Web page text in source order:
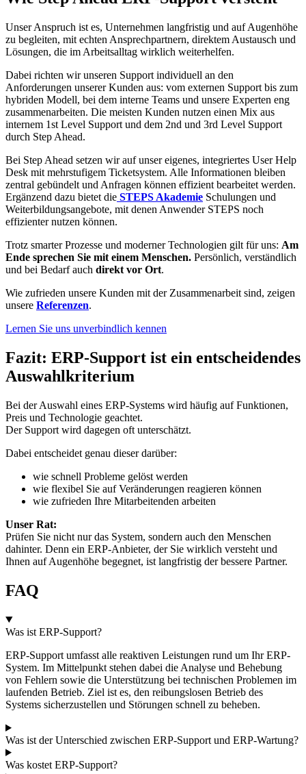
Unser Anspruch ist es, Unternehmen langfristig und auf Augenhöhe
zu begleiten, mit echten Ansprechpartnern, direktem Austausch und
Lösungen, die im Arbeitsalltag wirklich weiterhelfen.
Dabei richten wir unseren Support individuell an den
Anforderungen unserer Kunden aus: vom externen Support bis zum
hybriden Modell, bei dem interne Teams und unsere Experten eng
zusammenarbeiten. Die meisten Kunden nutzen einen Mix aus
internem 1st Level Support und dem 2nd und 3rd Level Support
durch Step Ahead.
Bei Step Ahead setzen wir auf unser eigenes, integriertes User Help
Desk mit mehrstufigem Ticketsystem. Alle Informationen bleiben
zentral gebündelt und Anfragen können effizient bearbeitet werden.
Ergänzend dazu bietet die STEPS Akademie Schulungen und
Weiterbildungsangebote, mit denen Anwender STEPS noch
effizienter nutzen können.
Trotz smarter Prozesse und moderner Technologien gilt für uns: Am
Ende sprechen Sie mit einem Menschen. Persönlich, verständlich
und bei Bedarf auch direkt vor Ort.
Wie zufrieden unsere Kunden mit der Zusammenarbeit sind, zeigen
unsere Referenzen.
Lernen Sie uns unverbindlich kennen
Fazit: ERP-Support ist ein entscheidendes
Auswahlkriterium
Bei der Auswahl eines ERP-Systems wird häufig auf Funktionen,
Preis und Technologie geachtet.
Der Support wird dagegen oft unterschätzt.
Dabei entscheidet genau dieser darüber:
wie schnell Probleme gelöst werden
wie flexibel Sie auf Veränderungen reagieren können
wie zufrieden Ihre Mitarbeitenden arbeiten
Unser Rat:
Prüfen Sie nicht nur das System, sondern auch den Menschen
dahinter. Denn ein ERP-Anbieter, der Sie wirklich versteht und
Ihnen auf Augenhöhe begegnet, ist langfristig der bessere Partner.
FAQ
Was ist ERP-Support?
ERP-Support umfasst alle reaktiven Leistungen rund um Ihr ERP-
System. Im Mittelpunkt stehen dabei die Analyse und Behebung
von Fehlern sowie die Unterstützung bei technischen Problemen im
laufenden Betrieb. Ziel ist es, den reibungslosen Betrieb des
Systems sicherzustellen und Störungen schnell zu beheben.
Was ist der Unterschied zwischen ERP-Support und ERP-Wartung?
Was kostet ERP-Support?